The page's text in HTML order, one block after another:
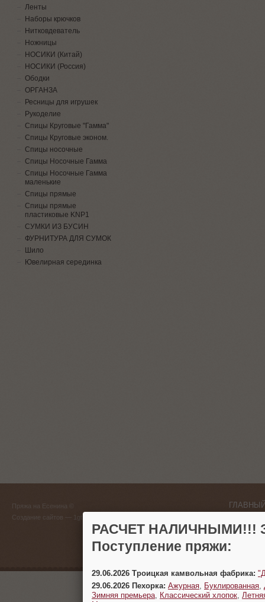
Ленты
Наборы крючков
Нитковдеватель
Ножницы
НОСИКИ (Китай)
НОСИКИ (Россия)
Ободки
ОРГАНЗА
Ресницы для игрушек
Рукоделие
Спицы Круговые "Гамма"
Спицы Круговые эконом.
Спицы носочные
Спицы Носочные Гамма
Спицы Носочные Гамма
маленькие
Спицы прямые
Спицы прямые
пластиковые KNP1
СУМКИ ИЗ БУСИН
ФУРНИТУРА ДЛЯ СУМОК
Шило
Ювелирная серединка
Пряжа на Есенина ©
Создание сайтов — 1gt.ru (383)
г.
РАСЧЕТ НАЛИЧНЫМИ!!!
Поступление пряжи:
29.06.2026 Троицкая камвольная фабрика:
29.06.2026 Пехорка: Ажурная Буклированная
Зимняя премьера
Классический хлопок